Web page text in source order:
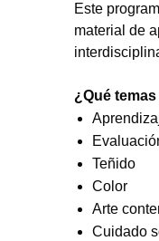
Este
material de
¿Qué
Teñido
Color
Arte
Cuidado